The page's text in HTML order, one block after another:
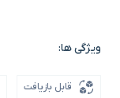
ویژگی ها:
قابل بازیافت